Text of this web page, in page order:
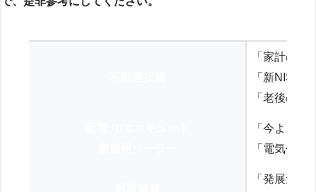
「家計の見
「新NISA
「老後の
「今より
「電気代を
「発展途